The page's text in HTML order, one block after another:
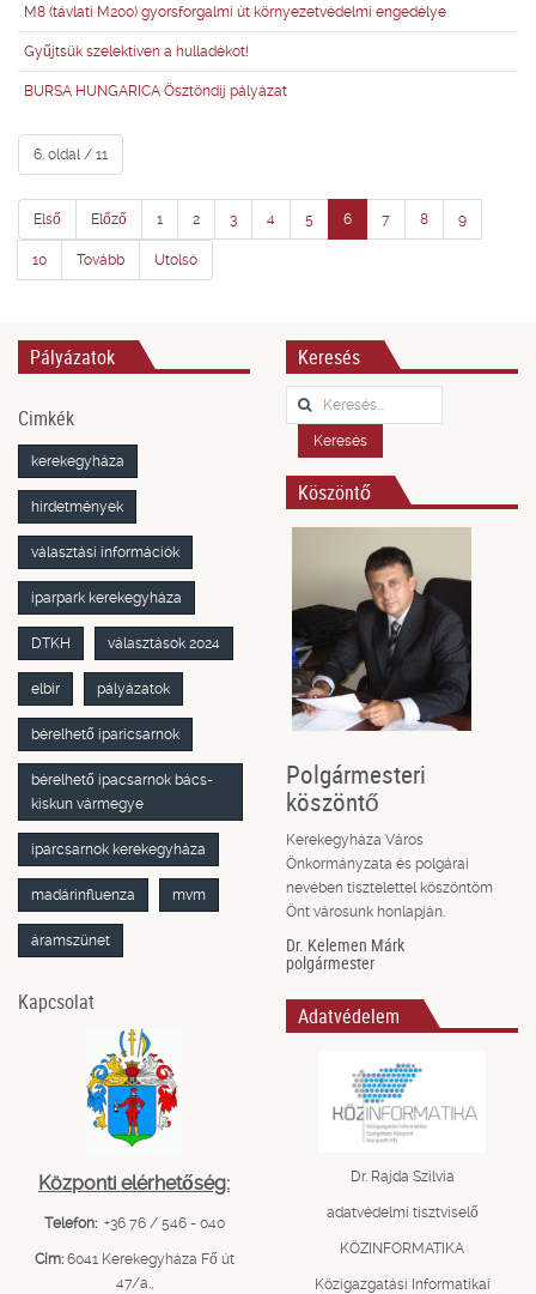
M8 (távlati M200) gyorsforgalmi út környezetvédelmi engedélye
Gyűjtsük szelektíven a hulladékot!
BURSA HUNGARICA Ösztöndíj pályázat
6. oldal / 11
Első Előző 1 2 3 4 5 6 7 8 9
10 Tovább Utolsó
Pályázatok
Cimkék
kerekegyháza
hirdetmények
választási információk
iparpark kerekegyháza
DTKH választások 2024
elbir pályázatok
bérelhető iparicsarnok
bérelhető ipacsarnok bács-
kiskun vármegye
iparcsarnok kerekegyháza
madárinfluenza mvm
áramszünet
Kapcsolat
Központi elérhetőség:
Telefon: +36 76 / 546 - 040
Cím: 6041 Kerekegyháza Fő út
47/a.,
Keresés
Keresés...
Keresés
Köszöntő
Polgármesteri
köszöntő
Kerekegyháza Város
Önkormányzata és polgárai
nevében tisztelettel köszöntöm
Önt városunk honlapján.
Dr. Kelemen Márk
polgármester
Adatvédelem
Dr. Rajda Szilvia
adatvédelmi tisztviselő
KÖZINFORMATIKA
Közigazgatási Informatikai